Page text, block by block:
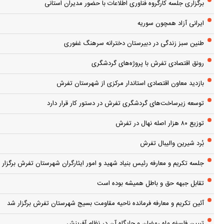
برگزاری جلسه کارگروه فناوری اطلاعات با حضور مدیران استانی
ایرانی آزاد همچون سوریه
طنین سبز زندگی در دبیرستان دخترانه سرهنگ غفوری
رونق اقتصادی تفرش با پروژه‌های گردشگری
بازدید معاون اقتصادی استاندار مرکزی از شهرستان تفرش
توسعه زیرساخت‌های گردشگری تفرش در دستور کار قرار دارد
توزیع ۸۰ هزار اصله نهال در تفرش
بُرد شیرین والیبال تفرش
جلسه تکریم و معارفه رئیس بنیاد شهید و امور ایثارگران شهرستان تفرش
تقابل جبهه حق و باطل همیشه بوده است
آئین تکریم و معارفه فرمانده ناحیه مقاومت بسیج شهرستان تفرش برگزار شد